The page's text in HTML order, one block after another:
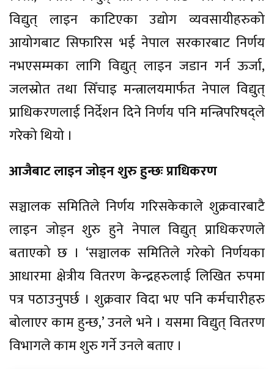
विद्युत् लाइन काटिएका उद्योग व्यवसायीहरुको
आयोगबाट सिफारिस भई नेपाल सरकारबाट निर्णय
नभएसम्मका लागि विद्युत् लाइन जडान गर्न ऊर्जा,
जलस्रोत तथा सिँचाइ मन्त्रालयमार्फत नेपाल विद्युत्
प्राधिकरणलाई निर्देशन दिने निर्णय पनि मन्त्रिपरिषद्ले
गरेको थियो ।
आजैबाट लाइन जोड्न शुरु हुन्छः प्राधिकरण
सञ्चालक समितिले निर्णय गरिसकेकाले शुक्रवारबाटै
लाइन जोड्न शुरु हुने नेपाल विद्युत् प्राधिकरणले
बताएको छ । ‘सञ्चालक समितिले गरेको निर्णयका
आधारमा क्षेत्रीय वितरण केन्द्रहरुलाई लिखित रुपमा
पत्र पठाउनुपर्छ । शुक्रवार विदा भए पनि कर्मचारीहरु
बोलाएर काम हुन्छ,’ उनले भने । यसमा विद्युत् वितरण
विभागले काम शुरु गर्ने उनले बताए ।